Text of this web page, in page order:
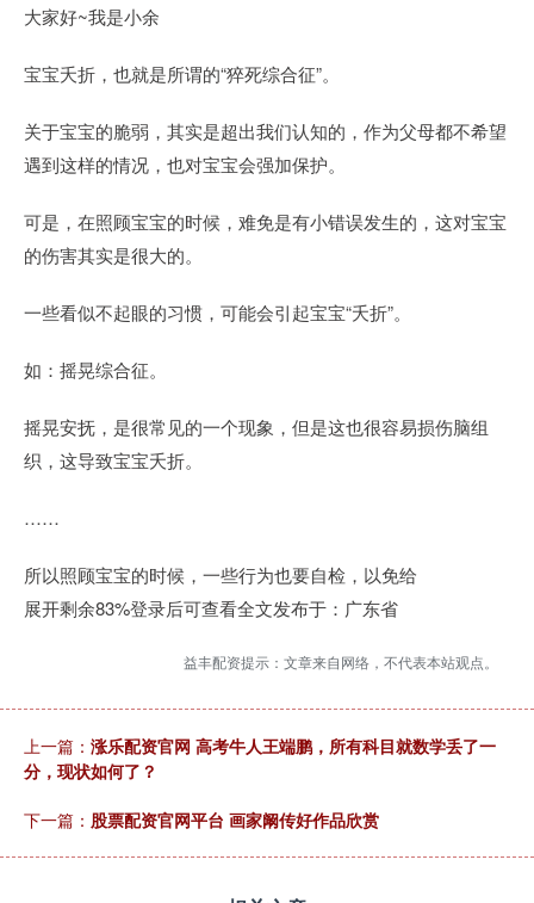
大家好~我是小余
宝宝夭折，也就是所谓的“猝死综合征”。
关于宝宝的脆弱，其实是超出我们认知的，作为父母都不希望
遇到这样的情况，也对宝宝会强加保护。
可是，在照顾宝宝的时候，难免是有小错误发生的，这对宝宝
的伤害其实是很大的。
一些看似不起眼的习惯，可能会引起宝宝“夭折”。
如：摇晃综合征。
摇晃安抚，是很常见的一个现象，但是这也很容易损伤脑组
织，这导致宝宝夭折。
……
所以照顾宝宝的时候，一些行为也要自检，以免给
展开剩余83%登录后可查看全文发布于：广东省
益丰配资提示：文章来自网络，不代表本站观点。
上一篇： 涨乐配资官网 高考牛人王端鹏，所有科目就数学丢了一
分，现状如何了？
下一篇： 股票配资官网平台 画家阚传好作品欣赏